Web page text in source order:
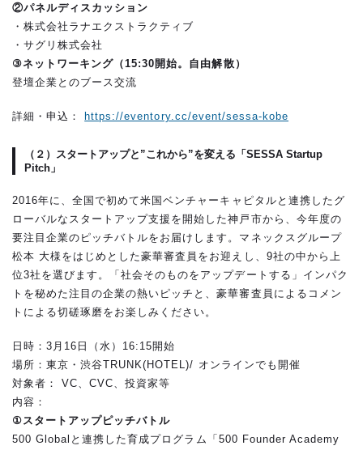
②パネルディスカッション
・株式会社ラナエクストラクティブ
・サグリ株式会社
③ネットワーキング（15:30開始。自由解散）
登壇企業とのブース交流
詳細・申込： https://eventory.cc/event/sessa-kobe
（２）スタートアップと”これから”を変える「SESSA Startup
Pitch」
2016年に、全国で初めて米国ベンチャーキャピタルと連携したグ
ローバルなスタートアップ支援を開始した神戸市から、今年度の
要注目企業のピッチバトルをお届けします。マネックスグループ
松本 大様をはじめとした豪華審査員をお迎えし、9社の中から上
位3社を選びます。「社会そのものをアップデートする」インパク
トを秘めた注目の企業の熱いピッチと、豪華審査員によるコメン
トによる切磋琢磨をお楽しみください。
日時：3月16日（水）16:15開始
場所：東京・渋谷TRUNK(HOTEL)/ オンラインでも開催
対象者： VC、CVC、投資家等
内容：
①スタートアップピッチバトル
500 Globalと連携した育成プログラム「500 Founder Academy